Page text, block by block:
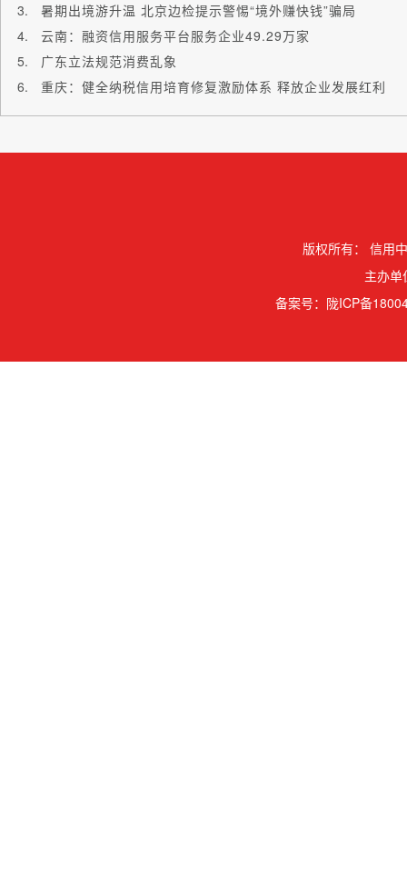
暑期出境游升温 北京边检提示警惕“境外赚快钱”骗局
云南：融资信用服务平台服务企业49.29万家
广东立法规范消费乱象
重庆：健全纳税信用培育修复激励体系 释放企业发展红利
版权所有：
信用
主办
备案号： 陇ICP备